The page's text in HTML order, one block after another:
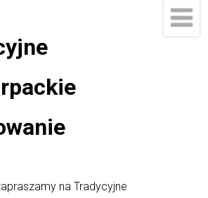
na Tradycyjne